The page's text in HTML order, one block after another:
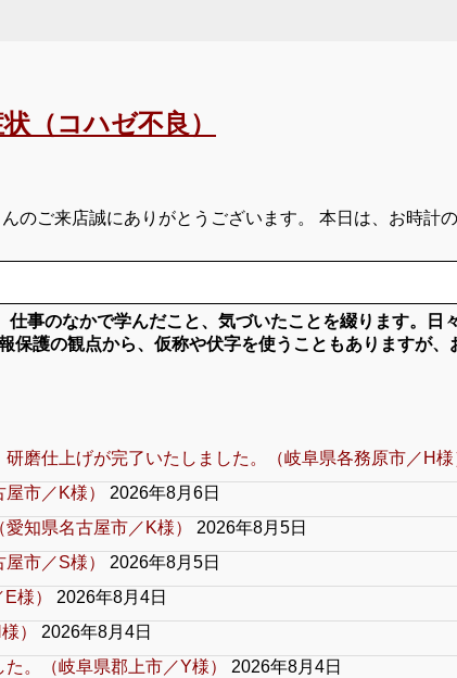
（コハゼ不良）
のご来店誠にありがとうございます。 本日は、お時計
事のなかで学んだこと、気づいたことを綴ります。
護の観点から、仮称や伏字を使うこともありますが、
磨仕上げが完了いたしました。（岐阜県各務原市／H様
市／K様）
2026年8月6日
知県名古屋市／K様）
2026年8月5日
市／S様）
2026年8月5日
様）
2026年8月4日
）
2026年8月4日
。（岐阜県郡上市／Y様）
2026年8月4日